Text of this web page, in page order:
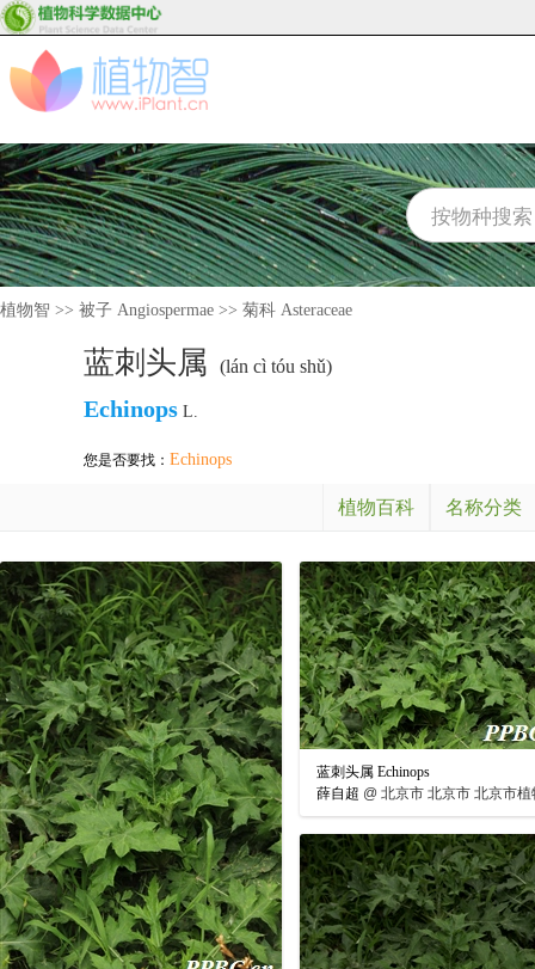
植物智 >> 被子 Angiospermae >> 菊科 Asteraceae
蓝刺头属 (lán cì tóu shǔ)
Echinops L.
您是否要找： Echinops
植物百科 名称分类
蓝刺头属 Echinops
薛自超 @ 北京市 北京市 北京市植